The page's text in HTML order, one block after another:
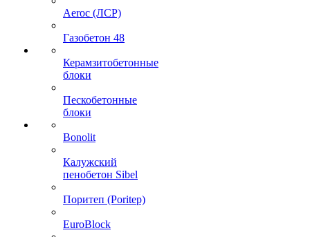
Aeroc (ЛСР)
Газобетон 48
Керамзитобетонные
блоки
Пескобетонные
блоки
Bonolit
Калужский
пенобетон Sibel
Поритеп (Poritep)
EuroBlock